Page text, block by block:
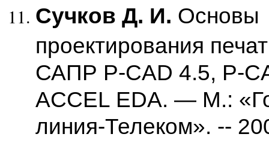
Сучков Д. И. Основы
проектирования
САПР P-CAD 4.5, P-
ACCEL EDA. — М.:
линия-Телеком». --